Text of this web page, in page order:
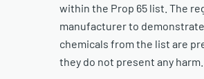
within the Prop 65 list. The
manufacturer to
chemicals from the list are
they do not present any harm.